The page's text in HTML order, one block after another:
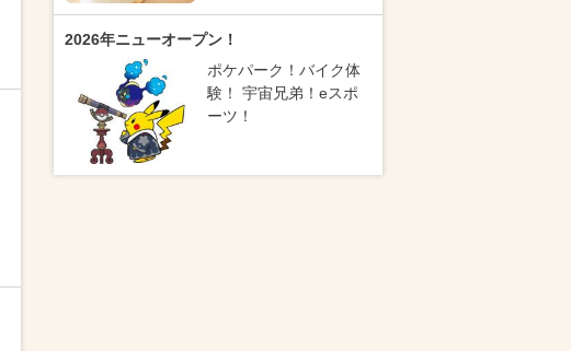
2026年ニューオープン！
ポケパーク！バイク体
験！ 宇宙兄弟！eスポ
ーツ！